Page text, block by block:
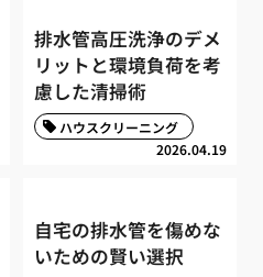
排水管高圧洗浄のデメ
リットと環境負荷を考
慮した清掃術
2026.04.19
ハウスクリーニング
自宅の排水管を傷めな
いための賢い選択